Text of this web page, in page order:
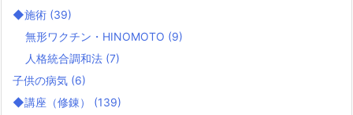
◆施術 (39)
無形ワクチン・HINOMOTO (9)
人格統合調和法 (7)
子供の病気 (6)
◆講座（修錬） (139)